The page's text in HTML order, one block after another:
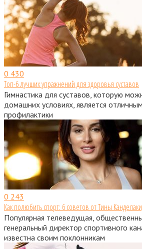
0 430
Топ-6 лучших упражнений для здоровья суставов
Гимнастика для суставов, которую
домашних условиях, является
профилактики
0 243
Как полюбить спорт: 6 советов от Тины
Популярная телеведущая,
генеральный директор спортивного
известна своим поклонникам